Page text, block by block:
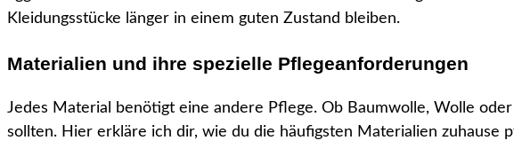
Kleidungsstücke länger in einem guten Zustand bleiben.
Materialien und ihre spezielle Pflegeanforderungen
Jedes Material benötigt eine andere Pflege. Ob Baumwolle, Wolle
sollten. Hier erkläre ich dir, wie du die häufigsten Materialien zuhause